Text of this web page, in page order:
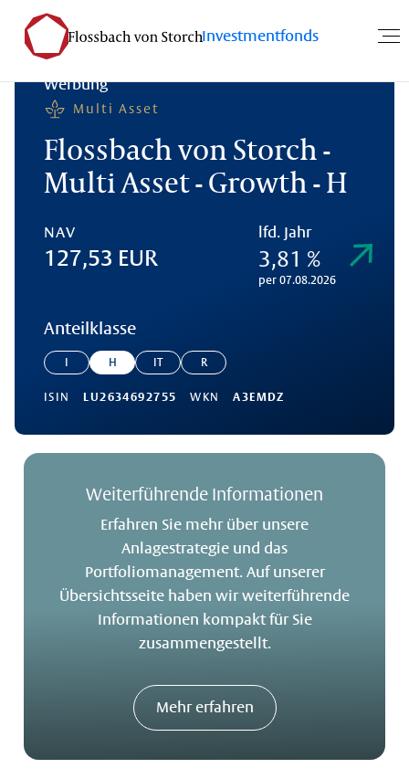
Investmentfonds
Werbung
Multi Asset
Flossbach von Storch -
Multi Asset - Growth - H
NAV
127,53 EUR
lfd. Jahr
3,81 %
per 07.08.2026
Anteilklasse
H IT R
ISIN LU2634692755 WKN A3EMDZ
Weiterführende Informationen
Erfahren Sie mehr über unsere
Anlagestrategie und das
Portfoliomanagement. Auf unserer
Übersichtsseite haben wir weiterführende
Informationen kompakt für Sie
zusammengestellt.
Mehr erfahren